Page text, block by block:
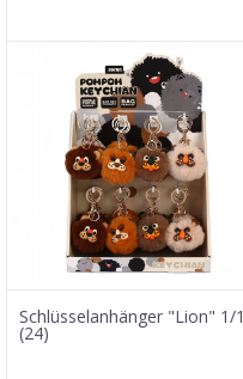
Schlüsselanhänger "Lion" 1/1
(24)